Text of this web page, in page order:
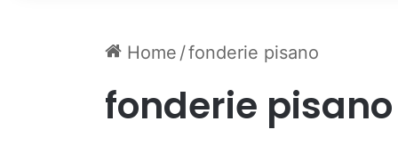
Home /fonderie pisano
fonderie pisano